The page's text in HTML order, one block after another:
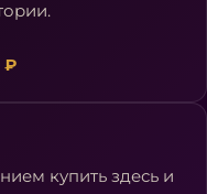
₽
купить здесь и